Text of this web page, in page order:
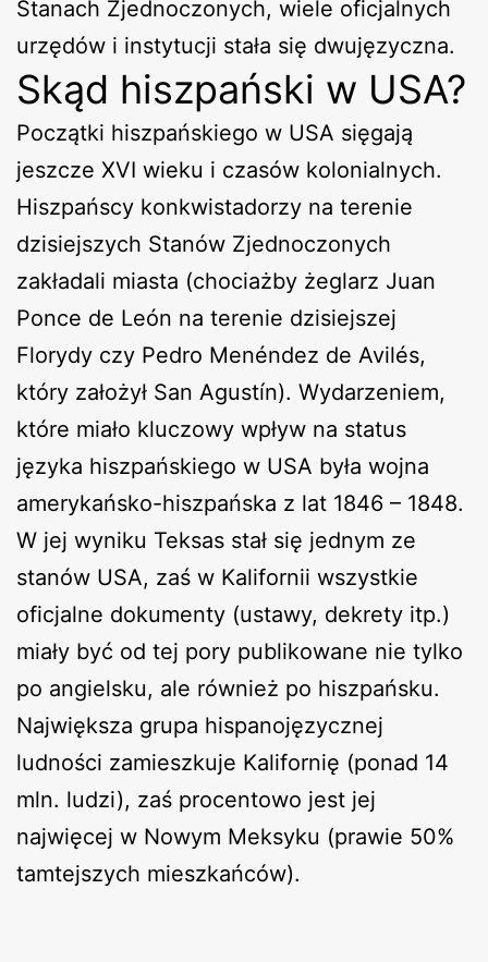
Stanach Zjednoczonych, wiele oficjalnych
urzędów i instytucji stała się dwujęzyczna.
Skąd hiszpański w USA?
Początki hiszpańskiego w USA sięgają
jeszcze XVI wieku i czasów kolonialnych.
Hiszpańscy konkwistadorzy na terenie
dzisiejszych Stanów Zjednoczonych
zakładali miasta (chociażby żeglarz Juan
Ponce de León na terenie dzisiejszej
Florydy czy Pedro Menéndez de Avilés,
który założył San Agustín). Wydarzeniem,
które miało kluczowy wpływ na status
języka hiszpańskiego w USA była wojna
amerykańsko-hiszpańska z lat 1846 – 1848.
W jej wyniku Teksas stał się jednym ze
stanów USA, zaś w Kalifornii wszystkie
oficjalne dokumenty (ustawy, dekrety itp.)
miały być od tej pory publikowane nie tylko
po angielsku, ale również po hiszpańsku.
Największa grupa hispanojęzycznej
ludności zamieszkuje Kalifornię (ponad 14
mln. ludzi), zaś procentowo jest jej
najwięcej w Nowym Meksyku (prawie 50%
tamtejszych mieszkańców).